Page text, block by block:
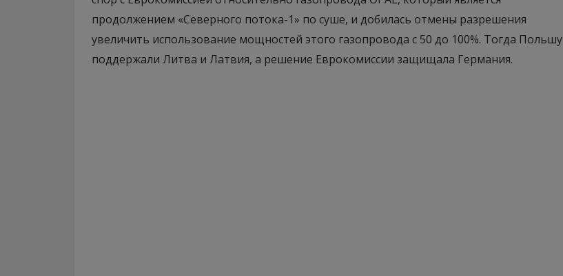
продолжением «Северного потока-1» по суше, и добилась отмены разрешения
увеличить использование мощностей этого газопровода с 50 до 100%. Тогда Польшу
поддержали Литва и Латвия, а решение Еврокомиссии защищала Германия.